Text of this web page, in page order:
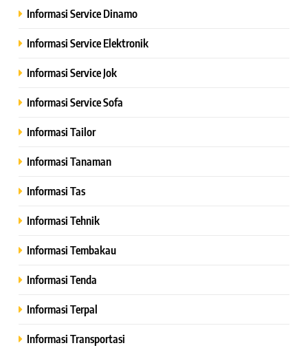
Informasi Service Dinamo
Informasi Service Elektronik
Informasi Service Jok
Informasi Service Sofa
Informasi Tailor
Informasi Tanaman
Informasi Tas
Informasi Tehnik
Informasi Tembakau
Informasi Tenda
Informasi Terpal
Informasi Transportasi